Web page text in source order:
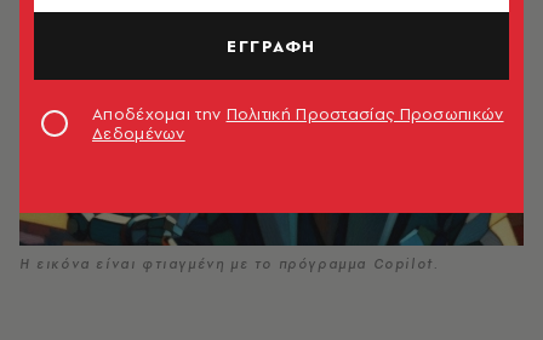
Η εικόνα είναι φτιαγμένη με το πρόγραμμα Copilot.
ΕΓΓΡΑΦΗ
Αποδέχομαι την Πολιτική Προστασίας Προσωπικών
Δεδομένων